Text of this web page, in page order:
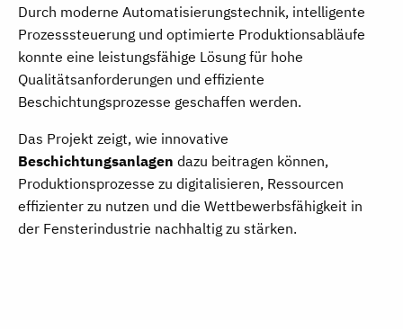
Durch moderne Automatisierungstechnik, intelligente
Prozesssteuerung und optimierte Produktionsabläufe
konnte eine leistungsfähige Lösung für hohe
Qualitätsanforderungen und effiziente
Beschichtungsprozesse geschaffen werden.
Das Projekt zeigt, wie innovative
Beschichtungsanlagen dazu beitragen können,
Produktionsprozesse zu digitalisieren, Ressourcen
effizienter zu nutzen und die Wettbewerbsfähigkeit in
der Fensterindustrie nachhaltig zu stärken.